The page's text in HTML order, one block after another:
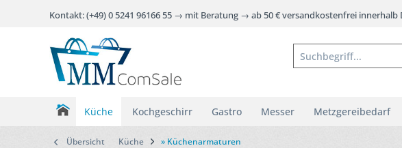
Kontakt: (+49) 0 5241 96166 55 → mit Beratung → ab 50 € versandkostenfrei
Küche Kochgeschirr Gastro Messer Metzgereibedarf
Übersicht Küche » Küchenarmaturen